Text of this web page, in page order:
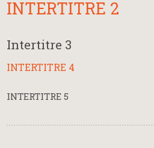
INTERTITRE 2
Intertitre 3
INTERTITRE 4
INTERTITRE 5